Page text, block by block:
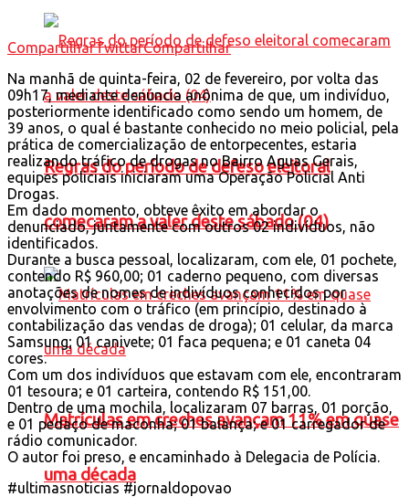
Regras do período de defeso eleitoral
comecaram a valer deste sábado (04)
Matrículas em creches avançam 11% em quase
uma década
CompartilharTwittarCompartilhar
Na manhã de quinta-feira, 02 de fevereiro, por volta das
09h17, mediante denúncia anônima de que, um indivíduo,
posteriormente identificado como sendo um homem, de
39 anos, o qual é bastante conhecido no meio policial, pela
prática de comercialização de entorpecentes, estaria
realizando tráfico de drogas no Bairro Aguas Gerais,
equipes policiais iniciaram uma Operação Policial Anti
Drogas.
Em dado momento, obteve êxito em abordar o
denunciado, juntamente com outros 02 indivíduos, não
identificados.
Durante a busca pessoal, localizaram, com ele, 01 pochete,
contendo R$ 960,00; 01 caderno pequeno, com diversas
anotações de nomes de indivíduos conhecidos por
envolvimento com o tráfico (em princípio, destinado à
contabilização das vendas de droga); 01 celular, da marca
Samsung; 01 canivete; 01 faca pequena; e 01 caneta 04
cores.
Com um dos indivíduos que estavam com ele, encontraram
01 tesoura; e 01 carteira, contendo R$ 151,00.
Dentro de uma mochila, localizaram 07 barras, 01 porção,
e 01 pedaço de maconha; 01 balança; e 01 carregador de
rádio comunicador.
O autor foi preso, e encaminhado à Delegacia de Polícia.
#ultimasnoticias #jornaldopovao